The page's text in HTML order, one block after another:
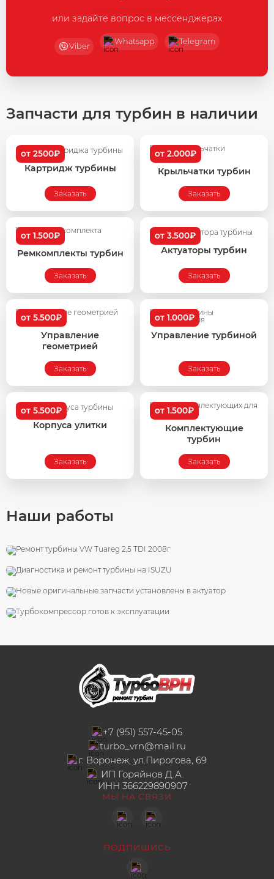
или задайте вопрос в мессенджерах
Viber
Whatsapp Telegram
Запчасти для турбин в наличии
от 2500₽
Картридж турбины
Заказать
от 2.000₽
Крыльчатки турбин
Заказать
от 1.500₽
Ремкомплекты турбин
Заказать
от 3.500₽
Актуаторы турбин
Заказать
от 5.500₽
Управление
геометрией
Заказать
от 1.000₽
Управление турбиной
Заказать
от 5.500₽
Корпуса улитки
Заказать
от 1.500₽
Комплектующие
турбин
Заказать
Наши работы
VW Tuareg 2,5 TDI 2008г
Диагностика и ремонт турбины на ISUZU
Ремонт актуатора Hella
+7 (951) 557-45-05
turbo_vrn@mail.ru
г. Воронеж, ул.Пирогова, 69
ИП Горяйнов Д.А.
ИНН 366229890907
МЫ НА СВЯЗИ
ПОДПИШИСЬ